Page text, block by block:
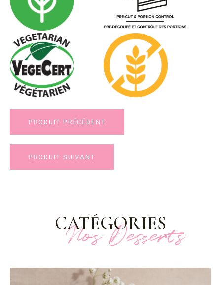
PRODUIT PRÉCÉDENT
PRODUIT SUIVANT
CATÉGORIES
Nos Desserts